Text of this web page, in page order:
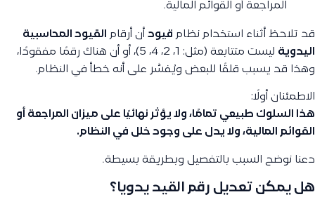
المراجعة أو القوائم المالية.
قد تلاحظ أثناء استخدام نظام قيود أن أرقام القيود المحاسبية
اليدوية
ليست متتابعة (مثل: 1، 2، 4، 5)، أو أن هناك رقمًا مفقودًا،
وهذا قد يسبب قلقًا للبعض ويُفسَّر على أنه خطأ في النظام.
الاطمئنان أولًا:
هذا السلوك طبيعي تمامًا، ولا يؤثر نهائيًا على ميزان المراجعة أو
القوائم المالية، ولا يدل على وجود خلل في النظام.
دعنا نوضح السبب بالتفصيل وبطريقة بسيطة.
هل يمكن تعديل رقم القيد يدويا؟